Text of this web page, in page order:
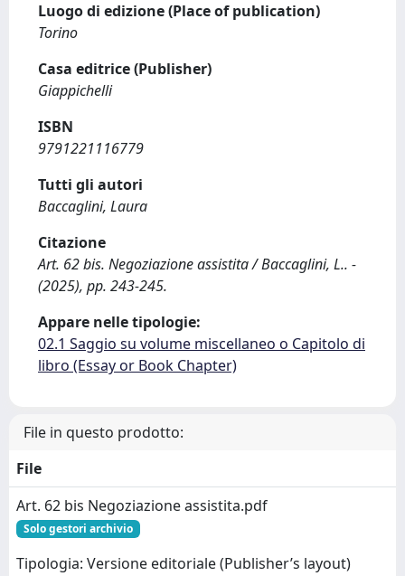
Luogo di edizione (Place of publication)
Torino
Casa editrice (Publisher)
Giappichelli
ISBN
9791221116779
Tutti gli autori
Baccaglini, Laura
Citazione
Art. 62 bis. Negoziazione assistita / Baccaglini, L.. -
(2025), pp. 243-245.
Appare nelle tipologie:
02.1 Saggio su volume miscellaneo o Capitolo di
libro (Essay or Book Chapter)
File in questo prodotto:
File
Art. 62 bis Negoziazione assistita.pdf
Solo gestori archivio
Tipologia: Versione editoriale (Publisher’s layout)